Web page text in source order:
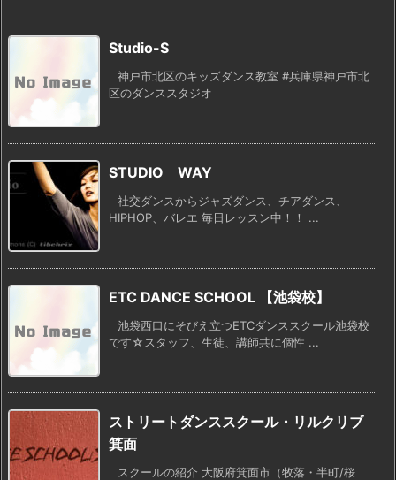
Studio-S
神戸市北区のキッズダンス教室 #兵庫県神戸市北
区のダンススタジオ
STUDIO WAY
社交ダンスからジャズダンス、チアダンス、
HIPHOP、バレエ 毎日レッスン中！！ ...
ETC DANCE SCHOOL 【池袋校】
池袋西口にそびえ立つETCダンススクール池袋校
です☆スタッフ、生徒、講師共に個性 ...
ストリートダンススクール・リルクリブ
箕面
スクールの紹介 大阪府箕面市（牧落・半町/桜